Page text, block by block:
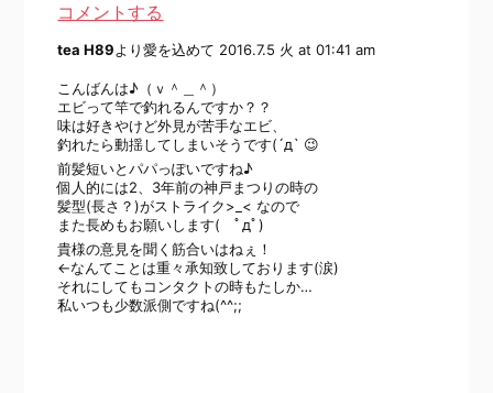
コメントする
tea H89より愛を込めて 2016.7.5 火 at 01:41 am
こんばんは♪（ｖ＾＿＾）
エビって竿で釣れるんですか？？
味は好きやけど外見が苦手なエビ、
釣れたら動揺してしまいそうです(´д` 😉
前髪短いとパパっぽいですね♪
個人的には2、3年前の神戸まつりの時の
髪型(長さ？)がストライク>_< なので
また長めもお願いします( ﾟдﾟ)
貴様の意見を聞く筋合いはねぇ！
←なんてことは重々承知致しております(涙)
それにしてもコンタクトの時もたしか…
私いつも少数派側ですね(^^;;